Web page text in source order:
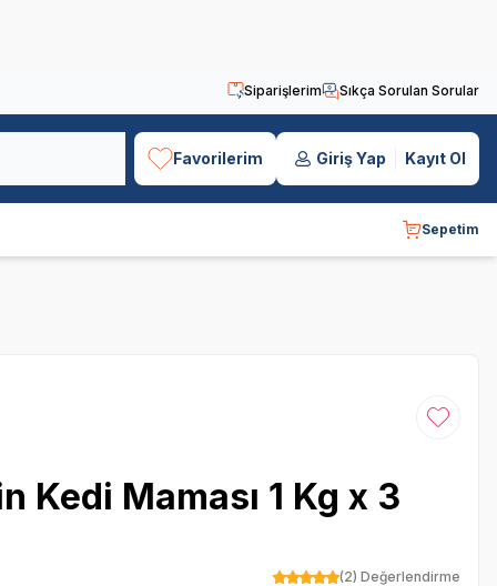
Siparişlerim Sıkça Sorulan Sorular
Favorilerim Giriş Yap Kayıt Ol
Sepetim
Favoriye
Kedi Maması 1 Kg x 3
(2) Değerlendirme